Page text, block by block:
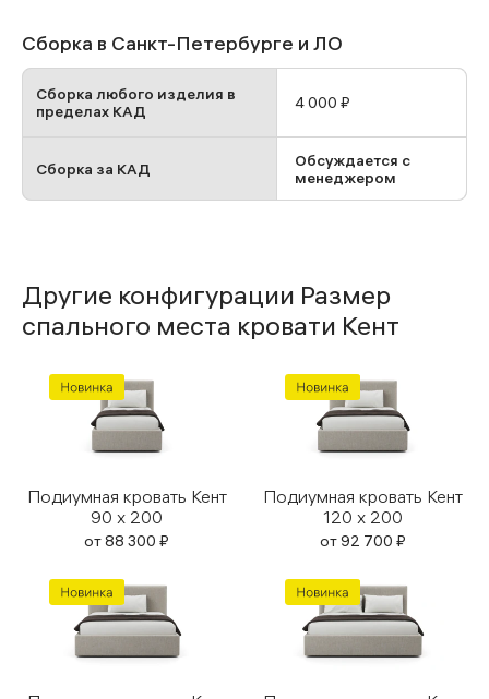
Сборка в Санкт-Петербурге и ЛО
Сборка любого изделия в
пределах КАД
4 000 ₽
Сборка за КАД
Обсуждается с
менеджером
Другие конфигурации Размер
спального места кровати Кент
Подиумная кровать Кент
90 x 200
от88 300 ₽
Подиумная кровать Кент
120 x 200
от92 700 ₽